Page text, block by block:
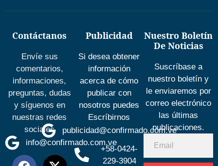
Contáctanos
Envíe sus
comentarios,
informaciones,
preguntas, dudas
y síguenos en
nuestras redes
sociales
info@confirmado.com.ve
Publicidad
Si desea obtener
información
acerca de cómo
publicar con
nosotros puedes
Escríbirnos
publicidad@confirmado.com.ve
+58-0424-
229-3904
Nuestro Boletín
De Noticias
Suscríbase a
nuestro boletín y
le enviaremos por
correo electrónico
las últimas
publicaciones.